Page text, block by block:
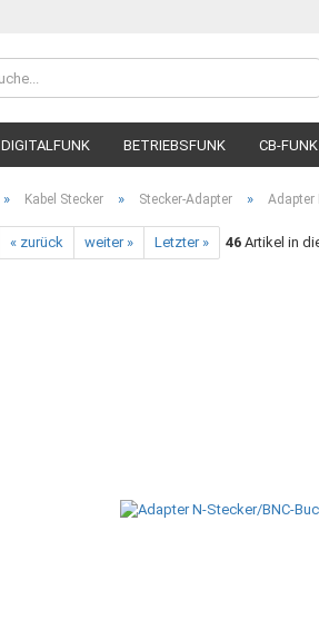
DIGITALFUNK BETRIEBSFUNK CB-FUNK
» Kabel Stecker » Stecker-Adapter » Adapter
« zurück weiter » Letzter » 46 Artikel in